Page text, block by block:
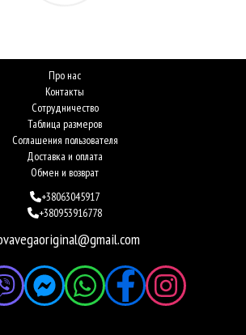
Про нас
Контакты
Сотрудничество
Таблица размеров
Соглашения пользователя
Доставка и оплата
Обмен и возврат
+38063045917
+380953916778